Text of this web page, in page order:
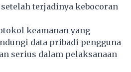
terjadinya kebocoran
keamanan yang
data pribadi pengguna
serius dalam pelaksanaan